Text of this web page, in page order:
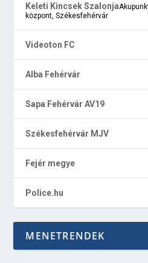
Keleti Kincsek Szalonja
központ, Székesfehérvár
Videoton FC
Alba Fehérvár
Sapa Fehérvár AV19
Székesfehérvár MJV
Fejér megye
Police.hu
MENETRENDEK